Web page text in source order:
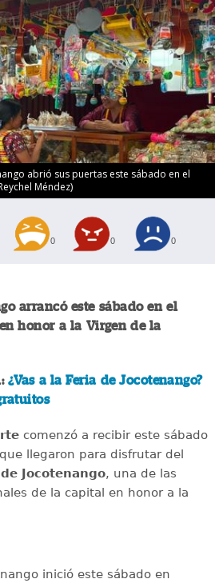
abrió sus puertas este sábado en el
Méndez)
0 0 0
arrancó este sábado en el
honor a la Virgen de la
¿Vas a la Feria de Jocotenango?
comenzó a recibir este sábado
llegaron para disfrutar del
de Jocotenango, una de las
de la capital en honor a la
inició este sábado en